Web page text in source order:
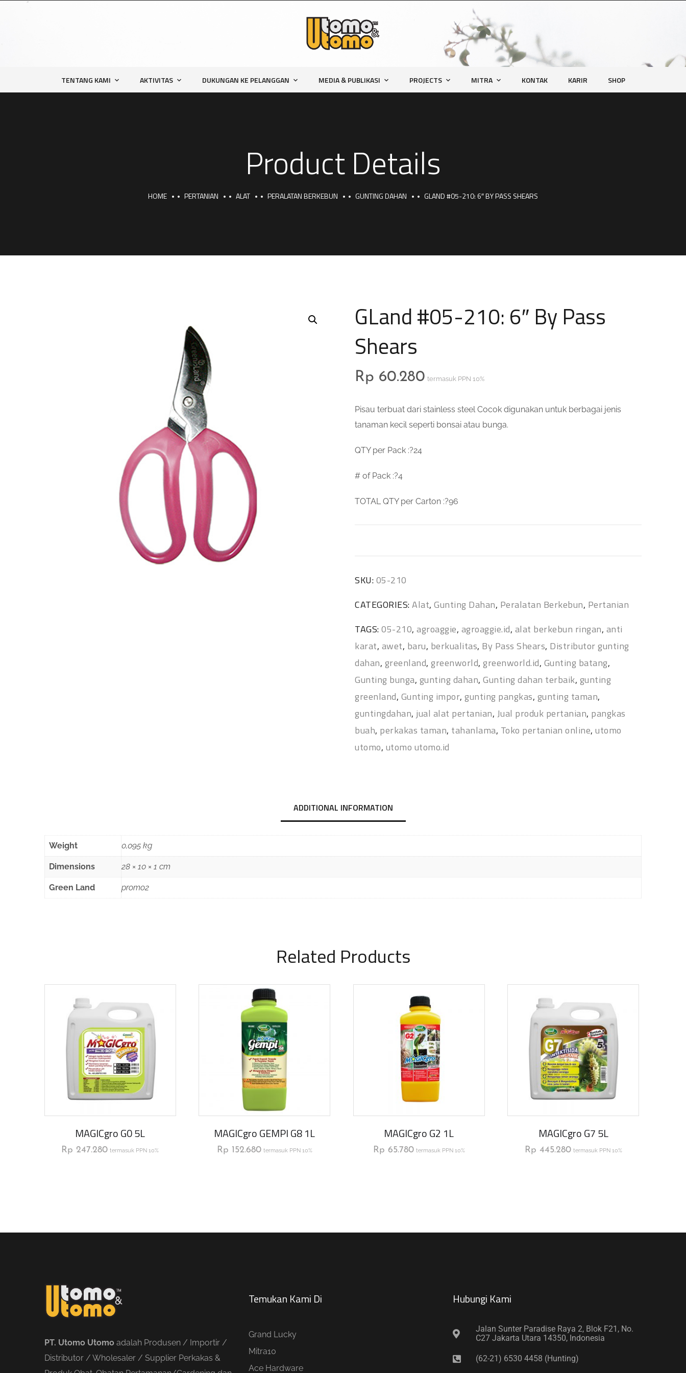
TENTANG KAMI AKTIVITAS DUKUNGAN KE PELANGGAN MEDIA & PUBLIKASI PROJECTS MITRA KONTAK KARIR SHOP
Product Details
HOME PERTANIAN ALAT PERALATAN BERKEBUN GUNTING DAHAN GLAND #05-210: 6″ BY PASS SHEARS
GLand #05-210: 6″ By Pass
Shears
Rp 60.280 termasuk PPN 10%
Pisau terbuat dari stainless steel Cocok digunakan untuk berbagai jenis
tanaman kecil seperti bonsai atau bunga.
QTY per Pack :?24
# of Pack :?4
TOTAL QTY per Carton :?96
SKU:05-210
CATEGORIES:Alat,Gunting Dahan, Peralatan Berkebun, Pertanian
TAGS:05-210,agroaggie, agroaggie.id, alat berkebun ringan, anti
karat, awet, baru, berkualitas, By Pass Shears, Distributor gunting
dahan, greenland,greenworld,greenworld.id, Gunting batang,
Gunting bunga, gunting dahan,Gunting dahan terbaik, gunting
greenland, Gunting impor,gunting pangkas, gunting taman,
guntingdahan, jual alat pertanian, Jual produk pertanian, pangkas
buah, perkakas taman, tahanlama, Toko pertanian online,utomo
utomo, utomo utomo.id
ADDITIONAL INFORMATION
Weight 0,095 kg
Dimensions 28 × 10 × 1 cm
Green Land promo2
Related Products
MAGICgro G0 5L
Rp 247.280 termasuk PPN 10%
MAGICgro GEMPI G8 1L
Rp 152.680 termasuk PPN 10%
MAGICgro G2 1L
Rp 65.780 termasuk PPN 10%
MAGICgro G7 5L
Rp 445.280 termasuk PPN 10%
PT. Utomo Utomo adalah Produsen / Importir /
Distributor / Wholesaler / Supplier Perkakas &
Temukan Kami Di
Grand Lucky
Mitra10
Ace Hardware
Hubungi Kami​
Jalan Sunter Paradise Raya 2, Blok F21, No.
C27 Jakarta Utara 14350, Indonesia
(62-21) 6530 4458 (Hunting)